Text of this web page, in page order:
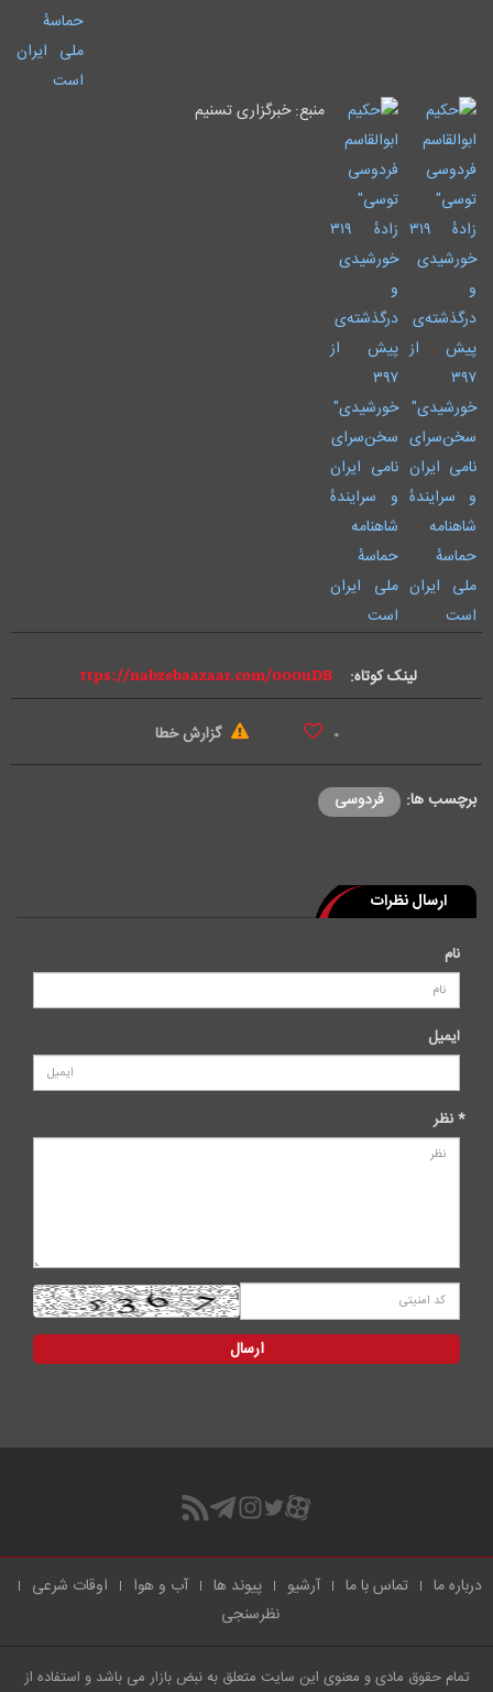
منبع: خبرگزاری تسنیم
لینک کوتاه:
۰ گزارش خطا
برچسب ها: فردوسی
ارسال نظرات
نام
ایمیل
* نظر
درباره ما تماس با ما آرشیو پیوند ها آب و هوا
اوقات شرعی
نظرسنجی
تمام حقوق مادی و معنوی این سایت متعلق به نبض بازار می باشد و استفاده از